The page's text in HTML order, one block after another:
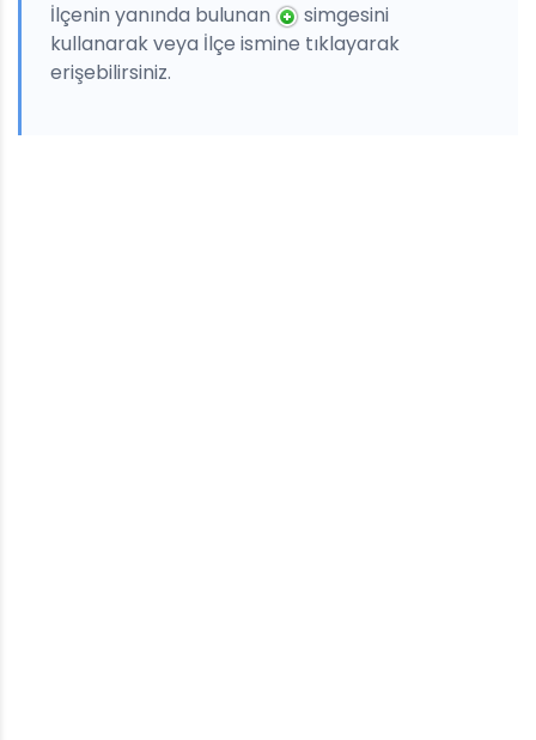
İlçenin yanında bulunan
simgesini
kullanarak veya İlçe ismine tıklayarak
erişebilirsiniz.